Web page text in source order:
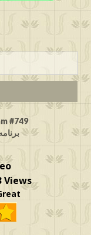
#749
برنامه
Views